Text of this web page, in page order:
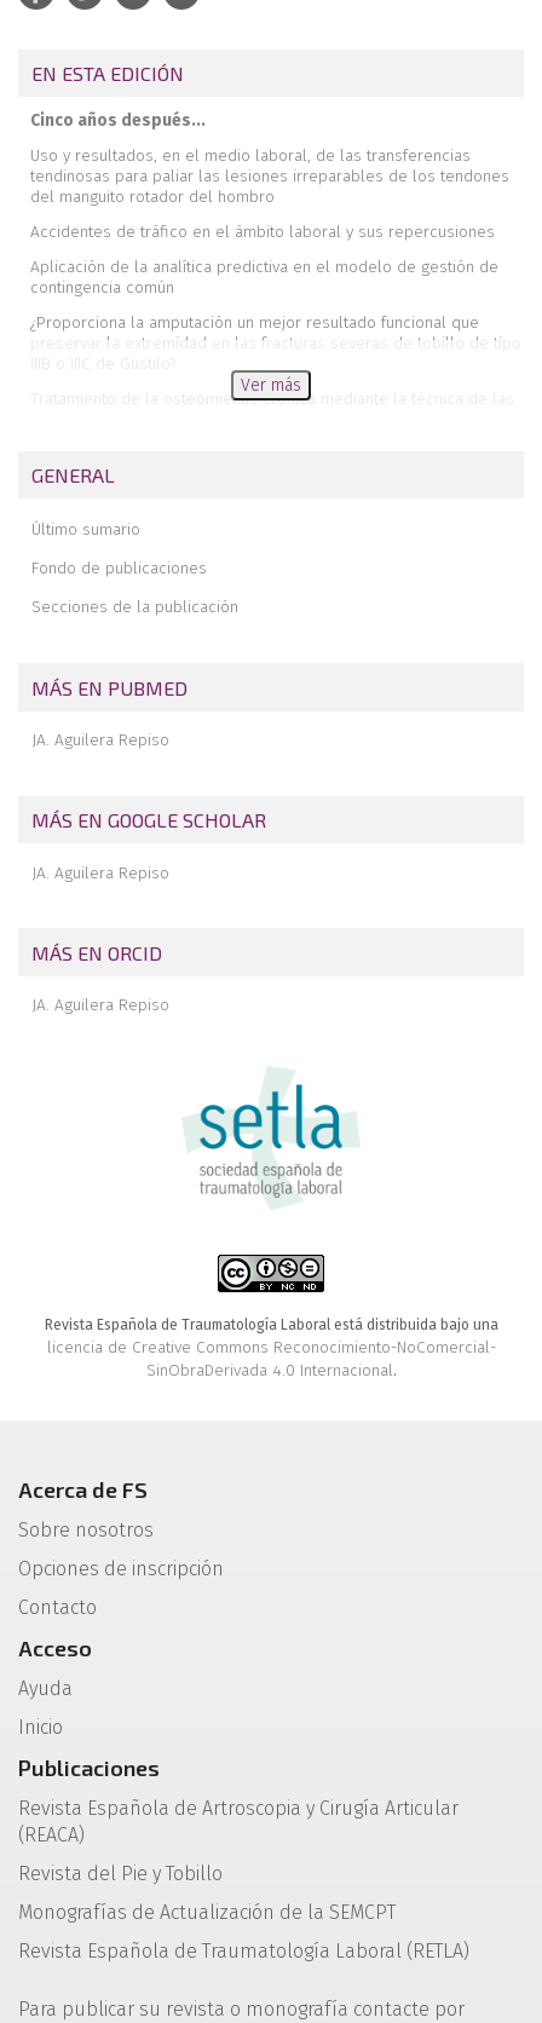
EN ESTA EDICIÓN
Cinco años después...
Uso y resultados, en el medio laboral, de las transferencias
tendinosas para paliar las lesiones irreparables de los tendones
del manguito rotador del hombro
Accidentes de tráfico en el ámbito laboral y sus repercusiones
Aplicación de la analítica predictiva en el modelo de gestión de
contingencia común
¿Proporciona la amputación un mejor resultado funcional que
preservar la extremidad en las fracturas severas de tobillo de tipo
IIIB o IIIC de Gustilo?
Tratamiento de la osteomielitis crónica mediante la técnica de las
real de un hospital de mutua laboral. A propósito de un caso
Ver más
GENERAL
Último sumario
Fondo de publicaciones
Secciones de la publicación
MÁS EN PUBMED
JA. Aguilera Repiso
MÁS EN GOOGLE SCHOLAR
JA. Aguilera Repiso
MÁS EN ORCID
JA. Aguilera Repiso
Revista Española de Traumatología Laboral está distribuida bajo una
licencia de Creative Commons Reconocimiento-NoComercial-
SinObraDerivada 4.0 Internacional.
Acerca de FS
Sobre nosotros
Opciones de inscripción
Contacto
Acceso
Ayuda
Inicio
Publicaciones
Revista Española de Artroscopia y Cirugía Articular
(REACA)
Revista del Pie y Tobillo
Monografías de Actualización de la SEMCPT
Revista Española de Traumatología Laboral (RETLA)
Para publicar su revista o monografía contacte por